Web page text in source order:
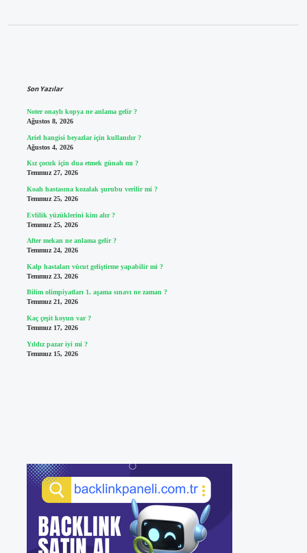
Son Yazılar
Noter onaylı kopya ne anlama gelir ?
Ağustos 8, 2026
Ariel hangisi beyazlar için kullanılır ?
Ağustos 4, 2026
Kız çocuk için dua etmek günah mı ?
Temmuz 27, 2026
Koah hastasına kozalak şurubu verilir mi ?
Temmuz 25, 2026
Evlilik yüzüklerini kim alır ?
Temmuz 25, 2026
After mekan ne anlama gelir ?
Temmuz 24, 2026
Kalp hastaları vücut geliştirme yapabilir mi ?
Temmuz 23, 2026
Bilim olimpiyatları 1. aşama sınavı ne zaman ?
Temmuz 21, 2026
Kaç çeşit koyun var ?
Temmuz 17, 2026
Yıldız pazar iyi mi ?
Temmuz 15, 2026